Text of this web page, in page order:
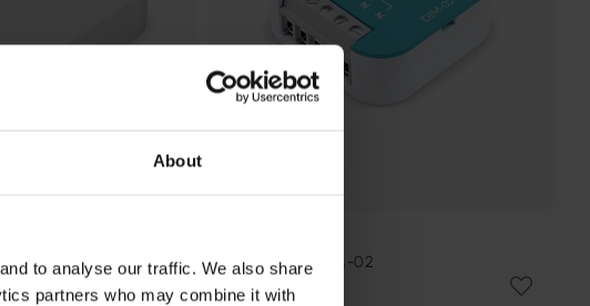
About
to analyse our traffic. We also share
partners who may combine it with
Krondæmper DIM-02
628 kr.